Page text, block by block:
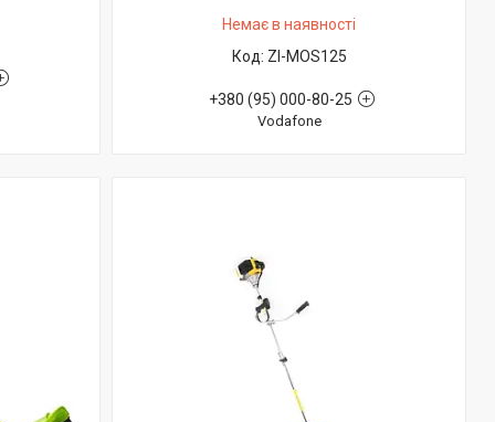
Немає в наявності
ZI-MOS125
+380 (95) 000-80-25
Vodafone